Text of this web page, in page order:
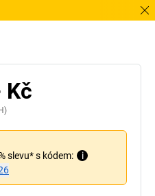
Kč
slevu* s kódem:
i